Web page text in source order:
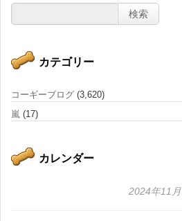
カテゴリー
コーギーブログ (3,620)
嵐 (17)
カレンダー
2024年11月